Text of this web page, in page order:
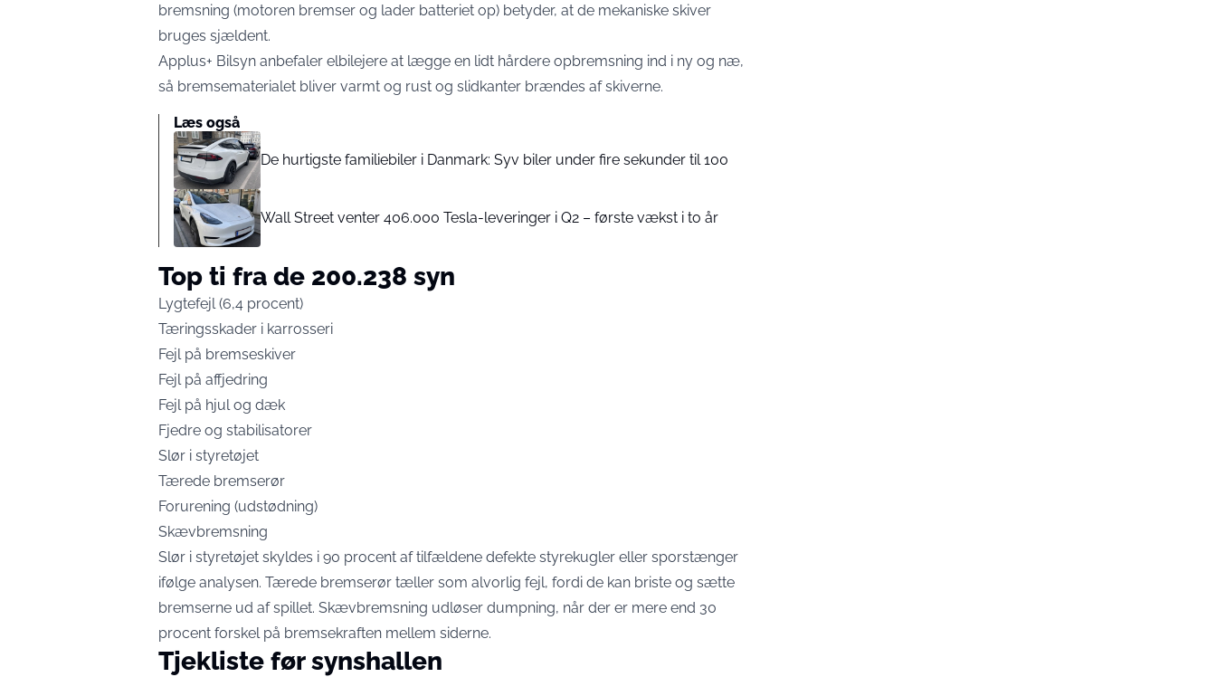
bremsning (motoren bremser og lader batteriet op) betyder, at de mekaniske skiver
bruges sjældent.
Applus+ Bilsyn anbefaler elbilejere at lægge en lidt hårdere opbremsning ind i ny og næ,
så bremsematerialet bliver varmt og rust og slidkanter brændes af skiverne.
Læs også
De hurtigste familiebiler i Danmark: Syv biler under fire sekunder til 100
Wall Street venter 406.000 Tesla-leveringer i Q2 – første vækst i to år
Top ti fra de 200.238 syn
Lygtefejl (6,4 procent)
Tæringsskader i karrosseri
Fejl på bremseskiver
Fejl på affjedring
Fejl på hjul og dæk
Fjedre og stabilisatorer
Slør i styretøjet
Tærede bremserør
Forurening (udstødning)
Skævbremsning
Slør i styretøjet skyldes i 90 procent af tilfældene defekte styrekugler eller sporstænger
ifølge analysen. Tærede bremserør tæller som alvorlig fejl, fordi de kan briste og sætte
bremserne ud af spillet. Skævbremsning udløser dumpning, når der er mere end 30
procent forskel på bremsekraften mellem siderne.
Tjekliste før synshallen